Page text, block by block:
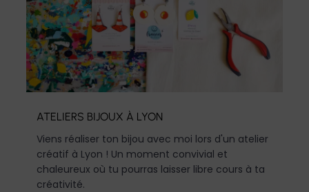
ATELIERS BIJOUX À LYON
Viens réaliser ton bijou avec moi lors d'un atelier
créatif à Lyon ! Un moment convivial et
chaleureux où tu pourras laisser libre cours à ta
créativité.